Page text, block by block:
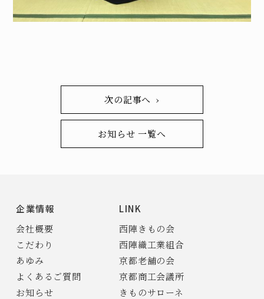
次の記事へ ›
お知らせ 一覧へ
企業情報
会社概要
こだわり
あゆみ
よくあるご質問
お知らせ
LINK
西陣きもの会
西陣織工業組合
京都老舗の会
京都商工会議所
きものサローネ